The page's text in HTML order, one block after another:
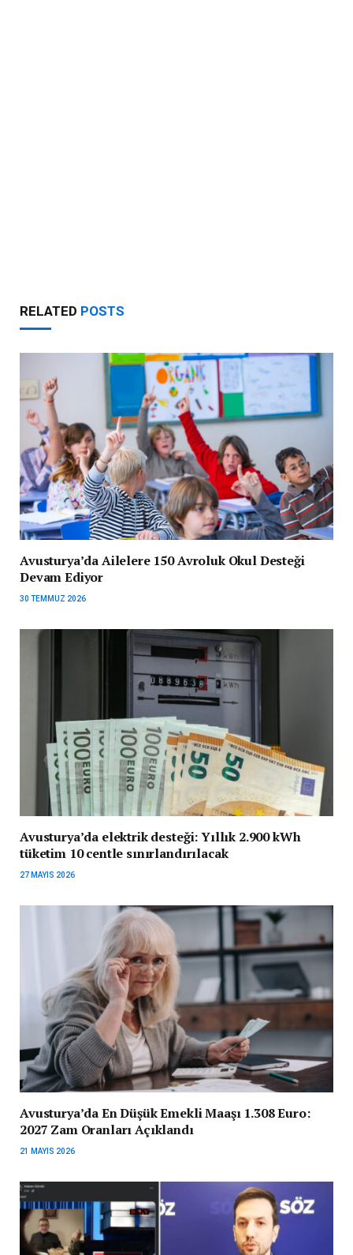
RELATED POSTS
Avusturya’da Ailelere 150 Avroluk Okul Desteği
Devam Ediyor
30 TEMMUZ 2026
Avusturya’da elektrik desteği: Yıllık 2.900 kWh
tüketim 10 centle sınırlandırılacak
27 MAYIS 2026
Avusturya’da En Düşük Emekli Maaşı 1.308 Euro:
2027 Zam Oranları Açıklandı
21 MAYIS 2026